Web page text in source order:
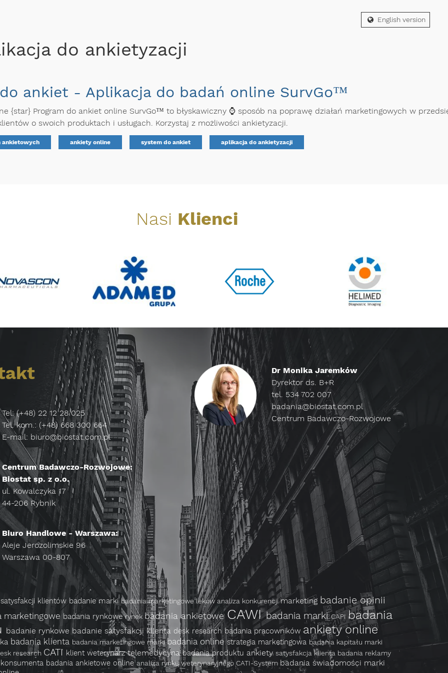
do ankietyzacji
ankiet - Aplikacja do badań online SurvGo™
{star} Program do ankiet online SurvGo™ to błyskawiczny ⌚ sposób na poprawę działań marketingowych w
o swoich produktach i usługach. Korzystaj z możliwości ankietyzacji.
ankietowych ankiety online system do ankiet aplikacja do ankietyzacji
Nasi Klienci
Tel: (+48) 22 12 28 025
Tel. kom.: (+48) 668 300 664
E-mail: biuro@biostat.com.pl
Centrum Badawczo-Rozwojowe:
Biostat sp. z o.o.
ul. Kowalczyka 17
44-206 Rybnik
Biuro Handlowe - Warszawa:
Aleje Jerozolimskie 96
Warszawa 00-807
Dr Monika Jaremków
Dyrektor ds. B+R
tel. 534 702 007
badania@biostat.com.pl
Centrum Badawczo-Rozwojowe
klientów badanie marki badania marketingowe lekówanaliza konkurencjimarketing badanie opinii
marketingowe badania rynkowerynek badania ankietowe CAWIbadania markiCAPIbadania
badanie rynkowe badanie satysfakcji klienta desk researchbadania pracowników ankiety online
badania klienta badania marketingowe markibadania onlinestrategia marketingowa badania kapitału marki
research CATI klient weterynarztelemedycynabadania produktu ankiety satysfakcja klienta badania reklamy
badania ankietowe onlineanaliza rynku weterynaryjnego CATI-System badania świadomości marki
English version